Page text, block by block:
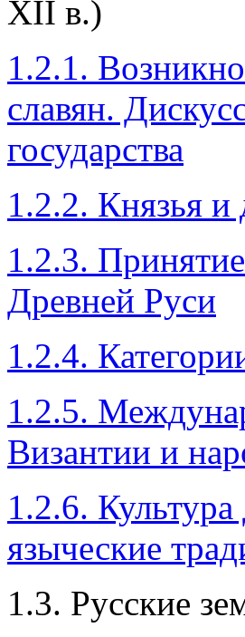
ХІІ в.)
1.2.1.
славян.
государства
1.2.2. Князья
1.2.3.
Древней Руси
1.2.4.
1.2.5.
Византии и
1.2.6.
языческие
1.3. Русские